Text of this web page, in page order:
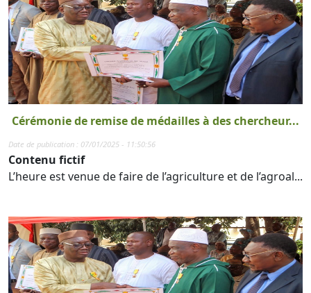
Cérémonie de remise de médailles à des chercheur...
Date de publication : 07/01/2025 - 11:50:56
Contenu fictif
L’heure est venue de faire de l’agriculture et de l’agroal...